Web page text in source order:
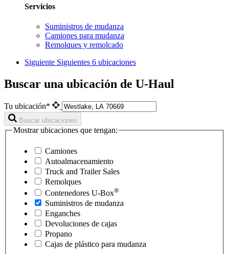
Servicios
Suministros de mudanza
Camiones para mudanza
Remolques y remolcado
Siguiente Siguientes 6 ubicaciones
Buscar una ubicación de U-Haul
Tu ubicación*
Buscar ubicaciones
Mostrar ubicaciones que tengan:
Camiones
Autoalmacenamiento
Truck and Trailer Sales
Remolques
Contenedores U-Box®
Suministros de mudanza
Enganches
Devoluciones de cajas
Propano
Cajas de plástico para mudanza